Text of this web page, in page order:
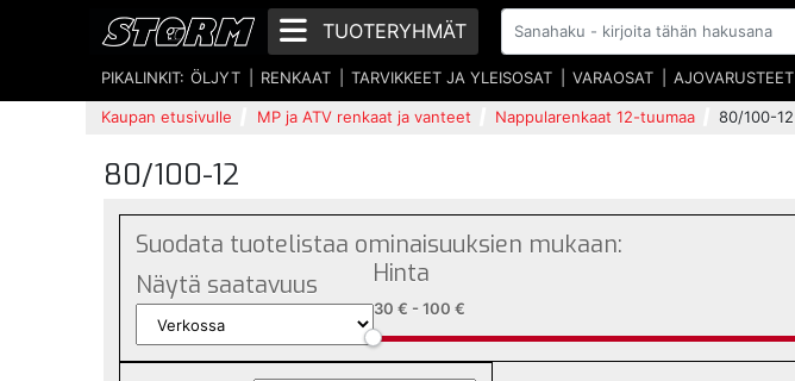
TUOTERYHMÄT
PIKALINKIT: ÖLJYT RENKAAT TARVIKKEET JA YLEISOSAT VARAOSAT AJOVARUSTEET
Kaupan etusivulle MP ja ATV renkaat ja vanteet Nappularenkaat 12-tuumaa 80/100-12
80/100-12
Suodata tuotelistaa ominaisuuksien mukaan:
Näytä saatavuus Hinta
30 € - 100 €